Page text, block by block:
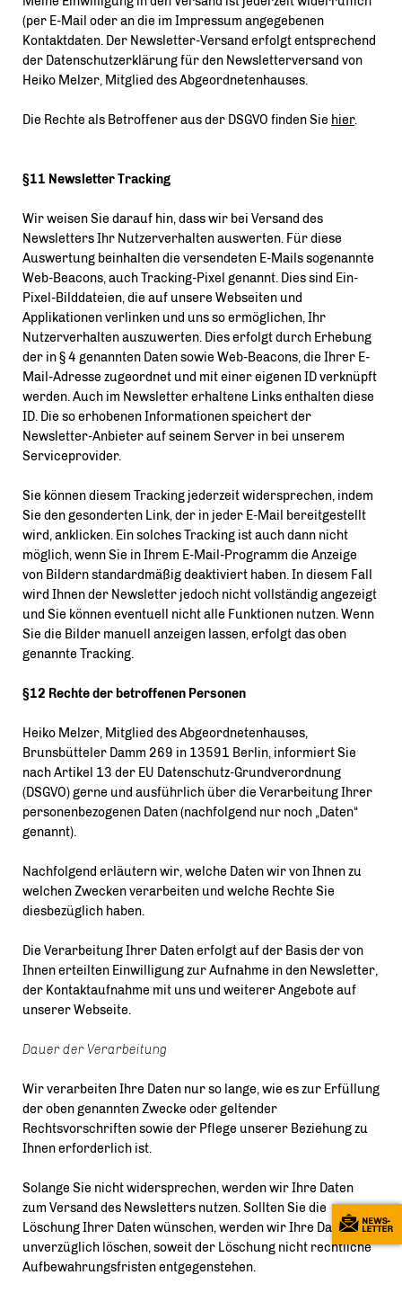
(per E-Mail oder an die im Impressum angegebenen
Kontaktdaten. Der Newsletter-Versand erfolgt entsprechend
der Datenschutzerklärung für den Newsletterversand von
Heiko Melzer, Mitglied des Abgeordnetenhauses.
Die Rechte als Betroffener aus der DSGVO finden Sie hier.
§11 Newsletter Tracking
Wir weisen Sie darauf hin, dass wir bei Versand des
Newsletters Ihr Nutzerverhalten auswerten. Für diese
Auswertung beinhalten die versendeten E-Mails sogenannte
Web-Beacons, auch Tracking-Pixel genannt. Dies sind Ein-
Pixel-Bilddateien, die auf unsere Webseiten und
Applikationen verlinken und uns so ermöglichen, Ihr
Nutzerverhalten auszuwerten. Dies erfolgt durch Erhebung
der in § 4 genannten Daten sowie Web-Beacons, die Ihrer E-
Mail-Adresse zugeordnet und mit einer eigenen ID verknüpft
werden. Auch im Newsletter erhaltene Links enthalten diese
ID. Die so erhobenen Informationen speichert der
Newsletter-Anbieter auf seinem Server in bei unserem
Serviceprovider.
Sie können diesem Tracking jederzeit widersprechen, indem
Sie den gesonderten Link, der in jeder E-Mail bereitgestellt
wird, anklicken. Ein solches Tracking ist auch dann nicht
möglich, wenn Sie in Ihrem E-Mail-Programm die Anzeige
von Bildern standardmäßig deaktiviert haben. In diesem Fall
wird Ihnen der Newsletter jedoch nicht vollständig angezeigt
und Sie können eventuell nicht alle Funktionen nutzen. Wenn
Sie die Bilder manuell anzeigen lassen, erfolgt das oben
genannte Tracking.
§12 Rechte der betroffenen Personen
Heiko Melzer, Mitglied des Abgeordnetenhauses,
Brunsbütteler Damm 269 in 13591 Berlin, informiert Sie
nach Artikel 13 der EU Datenschutz-Grundverordnung
(DSGVO) gerne und ausführlich über die Verarbeitung Ihrer
personenbezogenen Daten (nachfolgend nur noch „Daten“
genannt).
Nachfolgend erläutern wir, welche Daten wir von Ihnen zu
welchen Zwecken verarbeiten und welche Rechte Sie
diesbezüglich haben.
Die Verarbeitung Ihrer Daten erfolgt auf der Basis der von
Ihnen erteilten Einwilligung zur Aufnahme in den Newsletter,
der Kontaktaufnahme mit uns und weiterer Angebote auf
unserer Webseite.
Dauer der Verarbeitung
Wir verarbeiten Ihre Daten nur so lange, wie es zur Erfüllung
der oben genannten Zwecke oder geltender
Rechtsvorschriften sowie der Pflege unserer Beziehung zu
Ihnen erforderlich ist.
Solange Sie nicht widersprechen, werden wir Ihre Daten
zum Versand des Newsletters nutzen. Sollten Sie die
Löschung Ihrer Daten wünschen, werden wir Ihre Daten
unverzüglich löschen, soweit der Löschung nicht rechtliche
Aufbewahrungsfristen entgegenstehen.